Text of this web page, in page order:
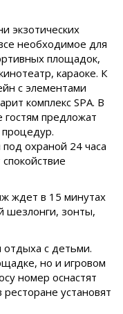
экзотических
необходимое для
площадок,
караоке. К
с элементами
комплекс SPA. В
предложат
охраной 24 часа
ждет в 15 минутах
шезлонги, зонты,
отдыха с детьми.
но и игровом
номер оснастят
установят